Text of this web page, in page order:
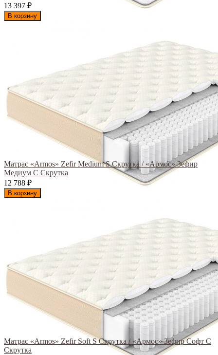
13 397 ₽
В корзину
Матрас «Armos» Zefir Medium S Скрутка / «Армос» Зефир
Медиум С Скрутка
12 788 ₽
В корзину
Матрас «Armos» Zefir Soft S Скрутка / «Армос» Зефир Софт С
Скрутка